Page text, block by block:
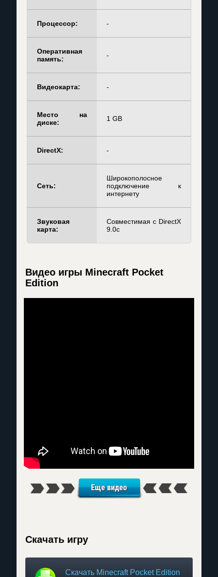
Процессор: -
Оперативная
память:
-
Видеокарта: -
Место на
диске:
1 GB
DirectX: -
Сеть:
Широкополосное
подключение к
интернету
Звуковая
карта:
Совместимая с DirectX
9.0c
Видео игры Minecraft Pocket
Edition
Еще видео
Скачать игру
Скачать Minecraft Pocket Edition